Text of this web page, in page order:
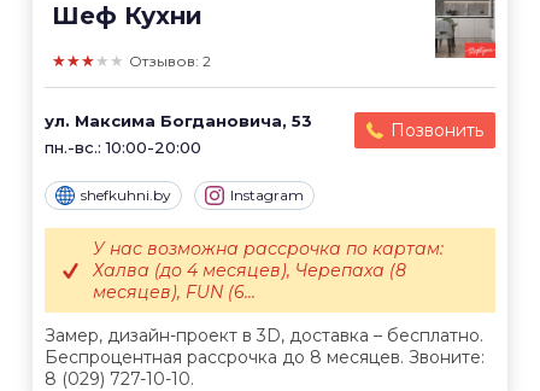
Шеф Кухни
★★★★★ Отзывов: 2
ул. Максима Богдановича, 53
пн.-вс.: 10:00-20:00
Позвонить
shefkuhni.by Instagram
Замер, дизайн-проект в 3D, доставка – бесплатно.
Беспроцентная рассрочка до 8 месяцев. Звоните:
8 (029) 727-10-10.
У нас возможна рассрочка по картам:
Халва (до 4 месяцев), Черепаха (8
месяцев), FUN (6...